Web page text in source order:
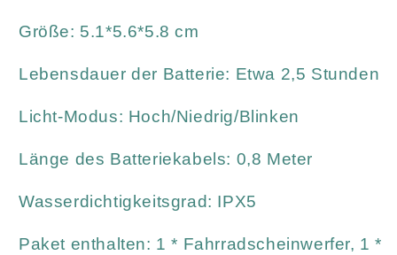
Größe: 5.1*5.6*5.8 cm
Lebensdauer der Batterie: Etwa 2,5 Stunden
Licht-Modus: Hoch/Niedrig/Blinken
Länge des Batteriekabels: 0,8 Meter
Wasserdichtigkeitsgrad: IPX5
Paket enthalten: 1 * Fahrradscheinwerfer, 1 *